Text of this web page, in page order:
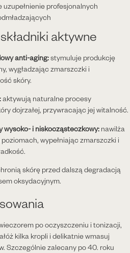
uzupełnienie profesjonalnych
aktywne
anti-aging:stymuluje produkcję
wygładzając zmarszczki i
skóry.
aktywują naturalne procesy
dojrzałej, przywracając jej witalność.
wysoko- i niskocząsteczkowy: nawilża
wypełniając zmarszczki i
skórę przed dalszą degradacją
oksydacyjnym.
po oczyszczeniu i tonizacji,
kilka kropli i delikatnie wmasuj
Szczególnie zalecany po 40. roku